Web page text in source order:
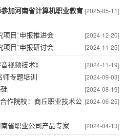
[2025-05-11]
加河南省计算机职业教育
[2024-12-20]
项目”申报推进会
[2024-11-25]
项目”申报研讨会
[2024-11-19]
视频技术》
[2024-09-03]
师专题培训
[2024-08-19]
[2024-06-25]
作院校：商丘职业技术公
[2024-04-13]
省职业公司产品专家